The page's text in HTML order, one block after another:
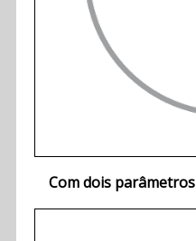
Com dois parâmetros